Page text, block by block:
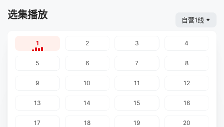
选集播放 自营1线
1 2 3 4
5 6 7 8
9 10 11 12
13 14 15 16
17 18 19 20